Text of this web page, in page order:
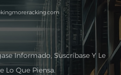
Informado, Suscríbase Y Le
Lo Que Piensa.